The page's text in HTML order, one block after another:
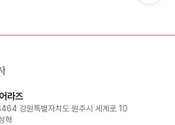
라즈
강원특별자치도 원주시 세계로 10
혁